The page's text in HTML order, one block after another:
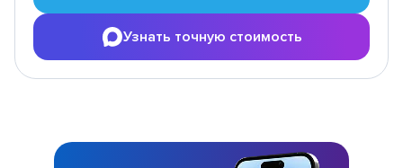
Узнать точную стоимость